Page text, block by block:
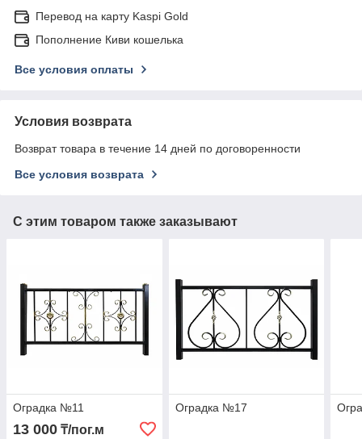
Перевод на карту Kaspi Gold
Пополнение Киви кошелька
Все условия оплаты
Условия возврата
Возврат товара в течение 14 дней по договоренности
Все условия возврата
С этим товаром также заказывают
Оградка №11
13 000 ₸/пог.м
Оградка №17